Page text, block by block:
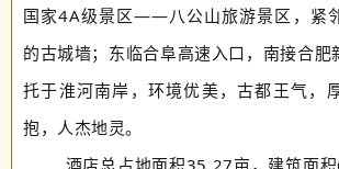
国家4A级景区——八公山旅游景区，紧
的古城墙；东临合阜高速入口，南接合肥
托于淮河南岸，环境优美，古都王气，
抱，人杰地灵。
酒店总占地面积35.27亩，建筑面